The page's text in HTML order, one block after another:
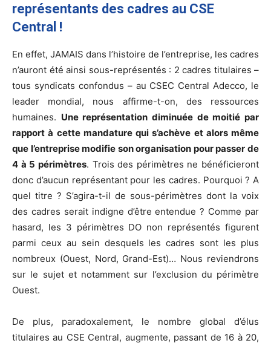
représentants des cadres au CSE
Central !
En effet, JAMAIS dans l’histoire de l’entreprise, les cadres
n’auront été ainsi sous-représentés : 2 cadres titulaires –
tous syndicats confondus – au CSEC Central Adecco, le
leader mondial, nous affirme-t-on, des ressources
humaines. Une représentation diminuée de moitié par
rapport à cette mandature qui s’achève et alors même
que l’entreprise modifie son organisation pour passer de
4 à 5 périmètres. Trois des périmètres ne bénéficieront
donc d’aucun représentant pour les cadres. Pourquoi ? A
quel titre ? S’agira-t-il de sous-périmètres dont la voix
des cadres serait indigne d’être entendue ? Comme par
hasard, les 3 périmètres DO non représentés figurent
parmi ceux au sein desquels les cadres sont les plus
nombreux (Ouest, Nord, Grand-Est)… Nous reviendrons
sur le sujet et notamment sur l’exclusion du périmètre
Ouest.
De plus, paradoxalement, le nombre global d’élus
titulaires au CSE Central, augmente, passant de 16 à 20,